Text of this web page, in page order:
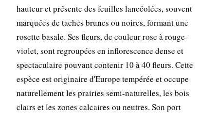
hauteur et présente des feuilles lancéolées, souvent
marquées de taches brunes ou noires, formant une
rosette basale. Ses fleurs, de couleur rose à rouge-
violet, sont regroupées en inflorescence dense et
spectaculaire pouvant contenir 10 à 40 fleurs. Cette
espèce est originaire d'Europe tempérée et occupe
naturellement les prairies semi-naturelles, les bois
clairs et les zones calcaires ou neutres. Son port